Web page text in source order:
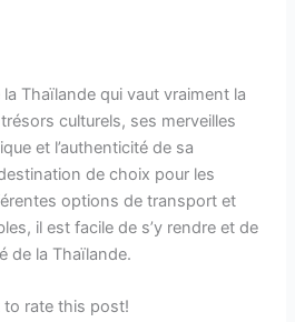
la Thaïlande qui vaut vraiment la
culturels, ses merveilles
et l’authenticité de sa
de choix pour les
options de transport et
il est facile de s’y rendre et de
de la Thaïlande.
to rate this post!